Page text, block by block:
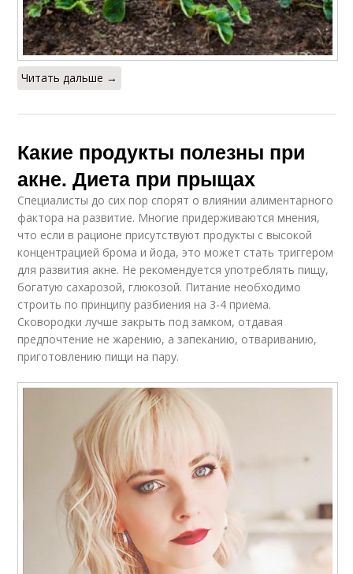
Читать дальше →
Какие продукты полезны при
акне. Диета при прыщах
Специалисты до сих пор спорят о влиянии алиментарного
фактора на развитие. Многие придерживаются мнения,
что если в рационе присутствуют продукты с высокой
концентрацией брома и йода, это может стать триггером
для развития акне. Не рекомендуется употреблять пищу,
богатую сахарозой, глюкозой. Питание необходимо
строить по принципу разбиения на 3-4 приема.
Сковородки лучше закрыть под замком, отдавая
предпочтение не жарению, а запеканию, отвариванию,
приготовлению пищи на пару.